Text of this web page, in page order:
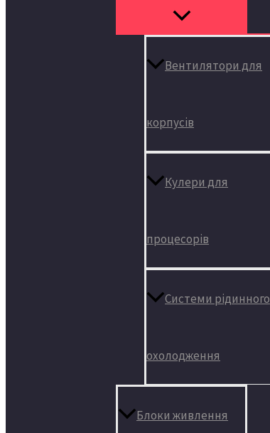
Вентилятори для
корпусів
Кулери для
процесорів
Системи рідинного
охолодження
Блоки живлення